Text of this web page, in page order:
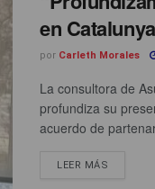
en
por Carleth Morales
La consultora de
profundiza su
acuerdo de
LEER MÁS